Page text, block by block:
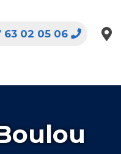
63 02 05 06